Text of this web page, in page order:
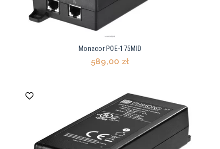
Monacor POE-175MID
589,00 zł